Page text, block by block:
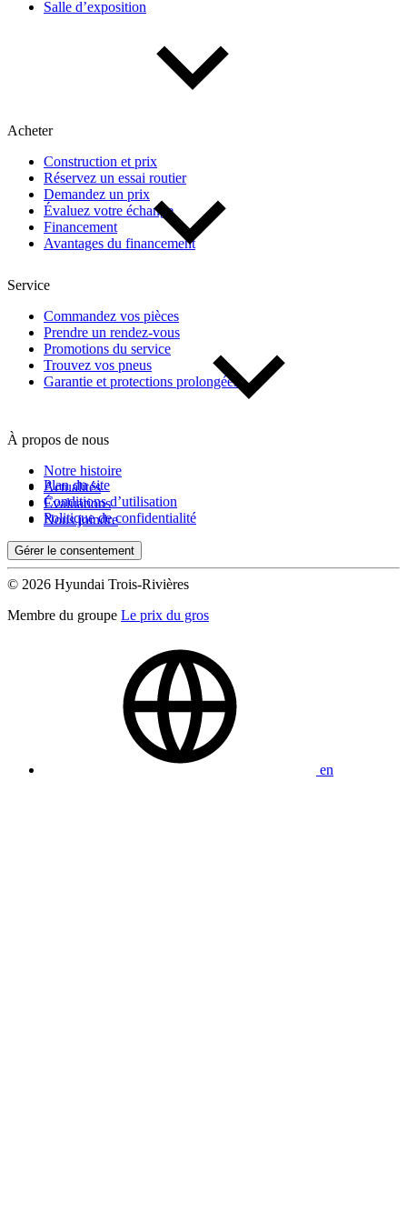
Compactes & berlines
Année
De 2000 à 2027
Prix
De 5 000 $ à 100 000 $
Paiement hebdo
Kilométrage
De 0 km à 500 000 km
(0)
Salle d’exposition
Acheter
Construction et prix
Réservez un essai routier
Demandez un prix
Évaluez votre échange
Financement
Avantages du financement
Service
Commandez vos pièces
Prendre un rendez-vous
Promotions du service
Trouvez vos pneus
Garantie et protections prolongées
À propos de nous
Notre histoire
Actualités
Évaluations
Nous joindre
Plan du site
Conditions d’utilisation
Politique de confidentialité
Gérer le consentement
© 2026 Hyundai Trois-Rivières
Membre du groupe Le prix du gros
en